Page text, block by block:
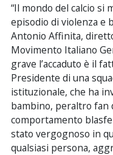
“Il mondo del calcio si
episodio di violenza e
Antonio Affinita,
Movimento Italiano
grave l’accaduto è il
Presidente di una
istituzionale, che ha
bambino, peraltro fan
comportamento
stato vergognoso in
qualsiasi persona,